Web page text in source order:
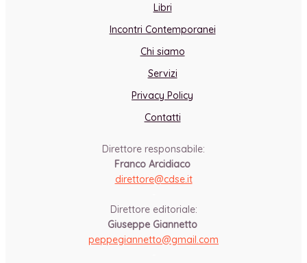
Libri
Incontri Contemporanei
Chi siamo
Servizi
Privacy Policy
Contatti
Direttore responsabile:
Franco Arcidiaco
direttore@cdse.it
Direttore editoriale:
Giuseppe Giannetto
peppegiannetto@gmail.com